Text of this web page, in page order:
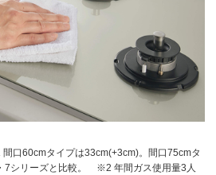
口60cmタイプは33cm(+3cm)。間口75cmタ
シリーズと比較。
※2 年間ガス使用量3人